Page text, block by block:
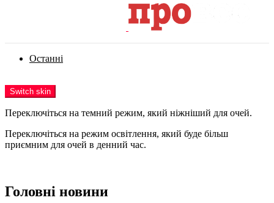
Останні
Switch skin
Переключіться на темний режим, який ніжніший для очей.
Переключіться на режим освітлення, який буде більш
приємним для очей в денний час.
Головні новини